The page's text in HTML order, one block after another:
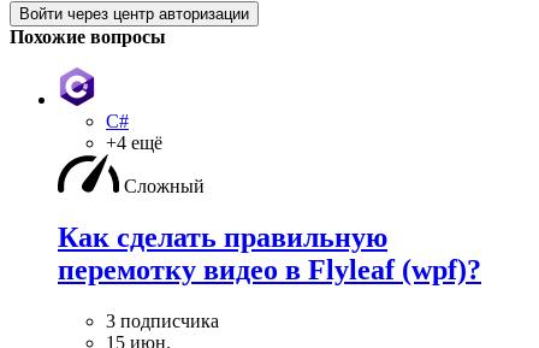
Войти через центр авторизации
Похожие вопросы
C#
+4 ещё
Сложный
Как сделать правильную
перемотку видео в Flyleaf (wpf)?
3 подписчика
15 июн.